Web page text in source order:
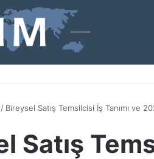
/ Bireysel Satış Temsilcisi İş Tanımı ve
Satış